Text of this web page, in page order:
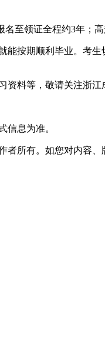
至领证全程约3年；
按期顺利毕业。考
资料等，敬请关注浙江
信息为准。
者所有。如您对内容